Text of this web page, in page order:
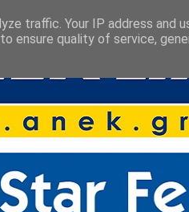
traffic. Your IP address and
ensure quality of service,